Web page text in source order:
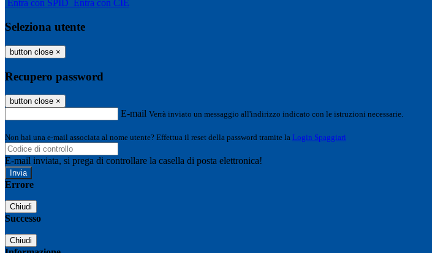
Entra con SPID Entra con CIE
Seleziona utente
button close ×
Recupero password
button close ×
E-mail Verrà inviato un messaggio all'indirizzo indicato con le istruzioni necessarie.
Non hai una e-mail associata al nome utente? Effettua il reset della password tramite la Login Spaggiari
E-mail inviata, si prega di controllare la casella di posta elettronica!
Errore
Chiudi
Successo
Chiudi